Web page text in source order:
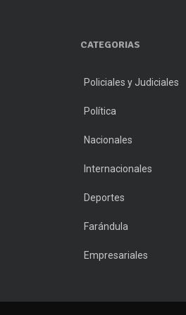
CATEGORIAS
Policiales y Judiciales
Política
Nacionales
Internacionales
Deportes
Farándula
Empresariales